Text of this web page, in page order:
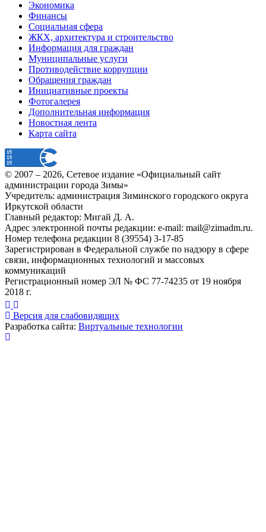
Экономика
Финансы
Социальная сфера
ЖКХ, архитектура и строительство
Информация для граждан
Муниципальные услуги
Противодействие коррупции
Обращения граждан
Инициативные проекты
Фотогалерея
Дополнительная информация
Новостная лента
Карта сайта
© 2007 – 2026, Сетевое издание «Официальный сайт
администрации города Зимы»
Учредитель: администрация Зиминского городского округа
Иркутской области
Главный редактор: Мигай Д. А.
Адрес электронной почты редакции: e-mail: mail@zimadm.ru.
Номер телефона редакции 8 (39554) 3-17-85
Зарегистрирован в Федеральной службе по надзору в сфере
связи, информационных технологий и массовых
коммуникаций
Регистрационный номер ЭЛ № ФС 77-74235 от 19 ноября
2018 г.
Версия для слабовидящих
Разработка сайта: Виртуальные технологии